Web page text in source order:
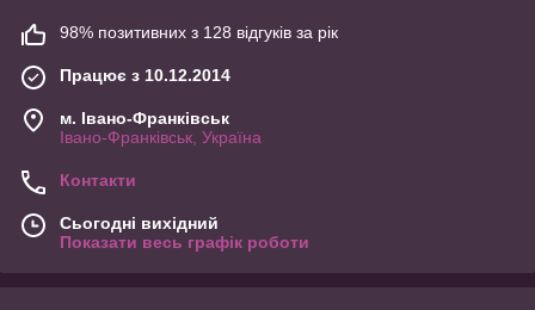
98% позитивних з 128 відгуків за рік
Працює з 10.12.2014
м. Івано-Франківськ
Івано-Франківськ, Україна
Контакти
Сьогодні вихідний
Показати весь графік роботи